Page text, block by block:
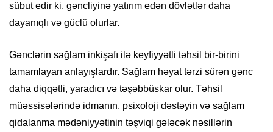
sübut edir ki, gəncliyinə yatırım edən dövlətlər daha
dayanıqlı və güclü olurlar.
Gənclərin sağlam inkişafı ilə keyfiyyətli təhsil bir-birini
tamamlayan anlayışlardır. Sağlam həyat tərzi sürən gənc
daha diqqətli, yaradıcı və təşəbbüskar olur. Təhsil
müəssisələrində idmanın, psixoloji dəstəyin və sağlam
qidalanma mədəniyyətinin təşviqi gələcək nəsillərin